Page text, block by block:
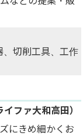
、切削工具、工作
ファ大和高田）
にきめ細かくお